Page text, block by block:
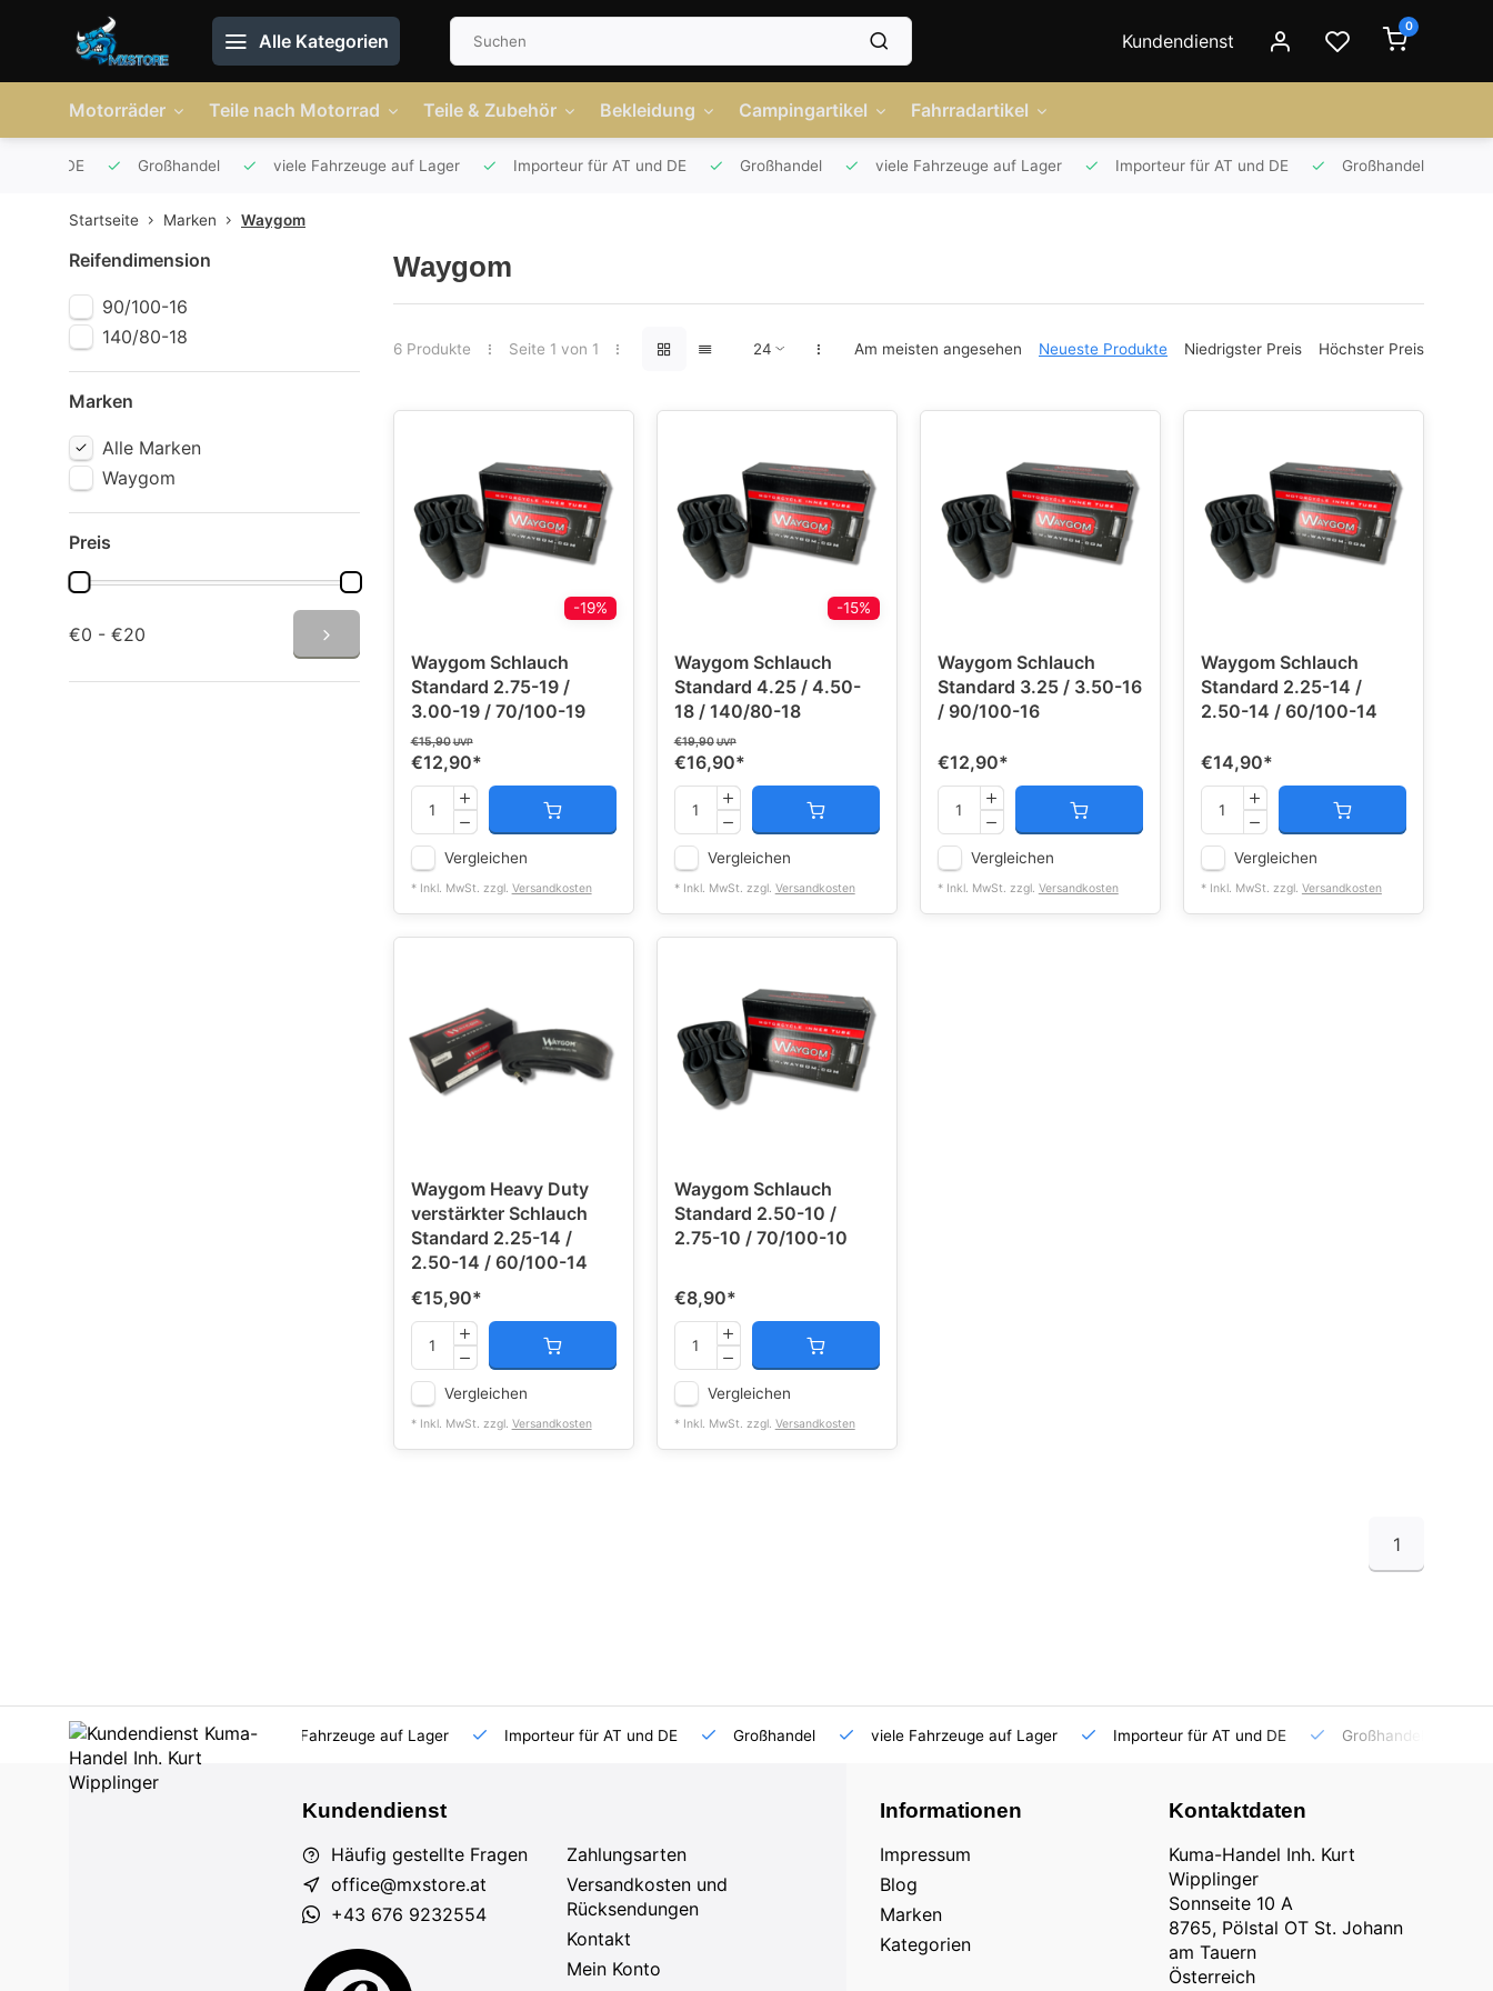
Alle Kategorien Kundendienst
0
Motorräder Teile nach Motorrad Teile & Zubehör Bekleidung Campingartikel Fahrradartikel
und DE Großhandel viele Fahrzeuge auf Lager Importeur für AT und DE Großhandel viele Fahrzeuge auf Lager Importeur für AT und DE Großhandel
Startseite Marken Waygom
Reifendimension
90/100-16
140/80-18
Marken
Alle Marken
Waygom
Preis
€0 - €20
Waygom
6 Produkte Seite 1 von 1 Am meisten angesehen Neueste Produkte Niedrigster Preis Höchster Preis
-19%
Waygom Schlauch
Standard 2.75-19 /
3.00-19 / 70/100-19
€15,90UVP
€12,90*
Vergleichen
* Inkl. MwSt. zzgl. Versandkosten
-15%
Waygom Schlauch
Standard 4.25 / 4.50-
18 / 140/80-18
€19,90UVP
€16,90*
Vergleichen
* Inkl. MwSt. zzgl. Versandkosten
Waygom Schlauch
Standard 3.25 / 3.50-16
/ 90/100-16
€12,90*
Vergleichen
* Inkl. MwSt. zzgl. Versandkosten
Waygom Schlauch
Standard 2.25-14 /
2.50-14 / 60/100-14
€14,90*
Vergleichen
* Inkl. MwSt. zzgl. Versandkosten
Waygom Heavy Duty
verstärkter Schlauch
Standard 2.25-14 /
2.50-14 / 60/100-14
€15,90*
Vergleichen
* Inkl. MwSt. zzgl. Versandkosten
Waygom Schlauch
Standard 2.50-10 /
2.75-10 / 70/100-10
€8,90*
Vergleichen
* Inkl. MwSt. zzgl. Versandkosten
1
Großhandel viele Fahrzeuge auf Lager Importeur für AT und DE Großhandel viele Fahrzeuge auf Lager Importeur für AT und DE Großhandel
Kundendienst
Häufig gestellte Fragen
office@mxstore.at
+43 676 9232554
Zahlungsarten
Versandkosten und
Rücksendungen
Kontakt
Mein Konto
Informationen
Impressum
Blog
Marken
Kategorien
Kontaktdaten
Kuma-Handel Inh. Kurt
Wipplinger
Sonnseite 10 A
8765, Pölstal OT St. Johann
am Tauern
Österreich